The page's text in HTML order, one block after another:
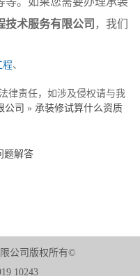
技术服务有限公司 ，我们
程、
律责任，如涉及侵权请与我
公司 » 承装修试算什么资质
题解答
公司版权所有©
10243